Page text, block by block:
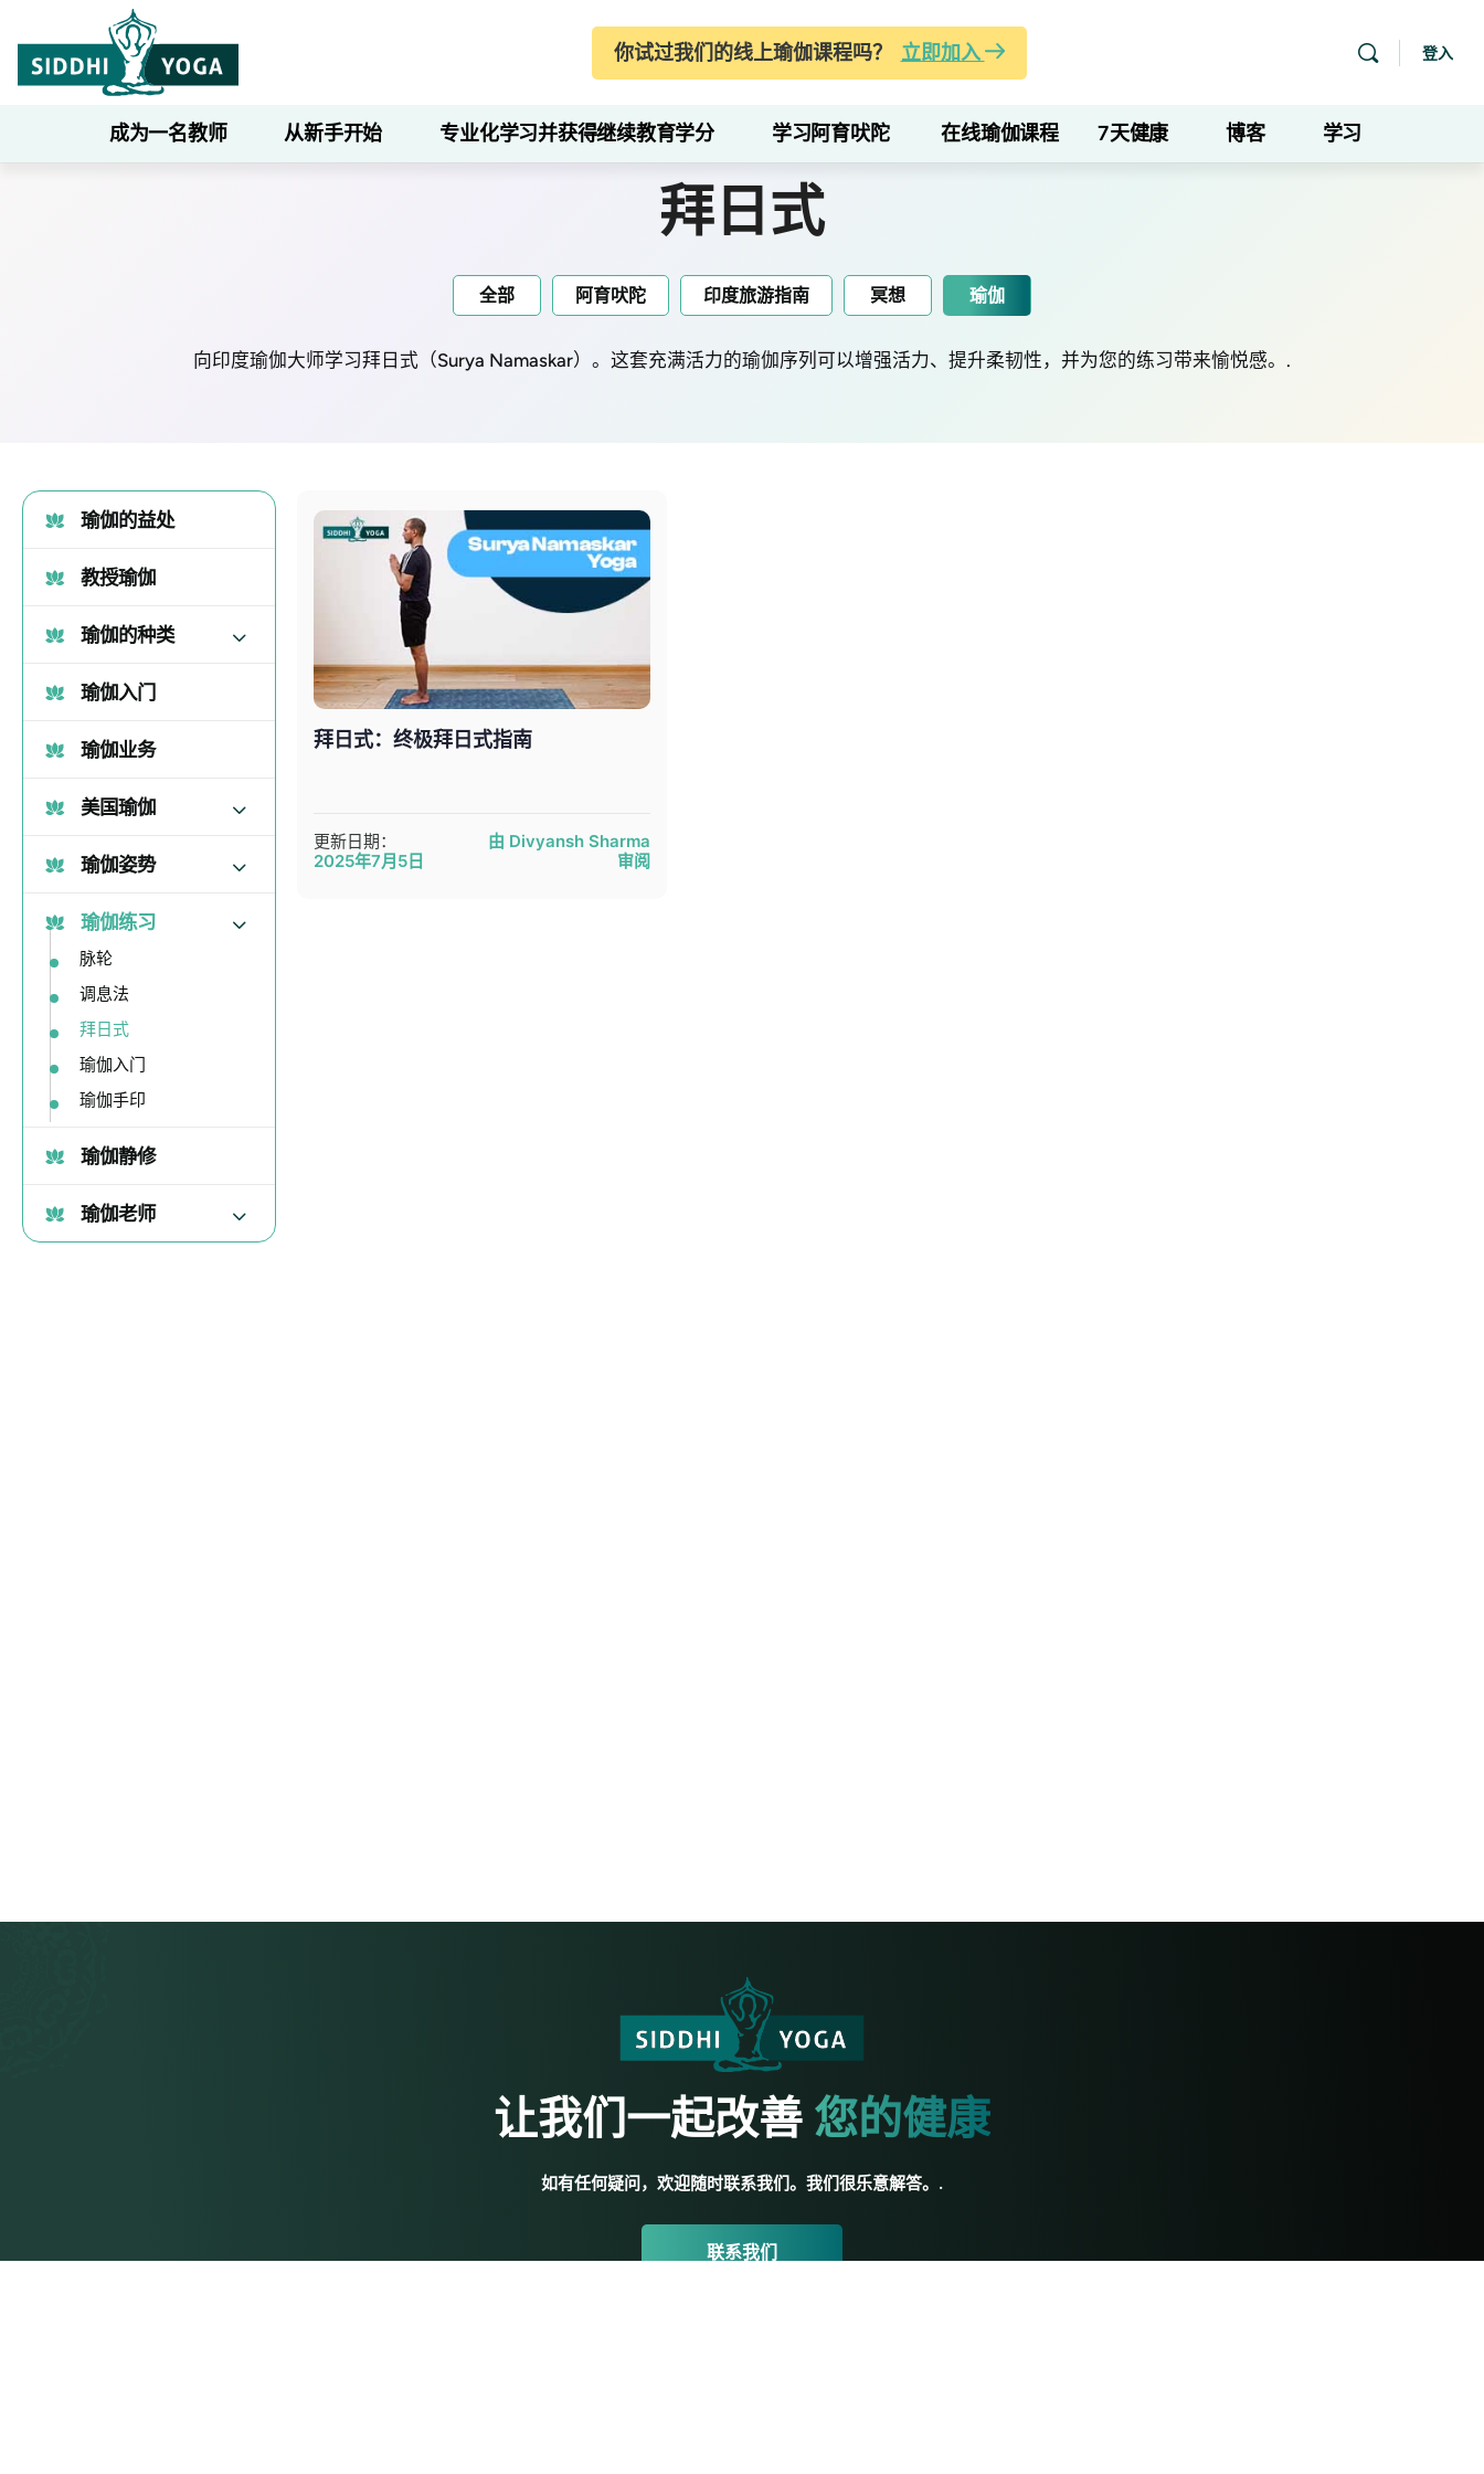
你试过我们的线上瑜伽课程吗？ 立即加入 登入
成为一名教师 从新手开始 专业化学习并获得继续教育学分 学习阿育吠陀 在线瑜伽课程 7天健康 博客 学习
拜日式
全部 阿育吠陀 印度旅游指南 冥想 瑜伽
向印度瑜伽大师学习拜日式（Surya Namaskar）。这套充满活力的瑜伽序列可以增强活力、提升柔韧性，并为您的练习带来愉悦感。.
瑜伽的益处
教授瑜伽
瑜伽的种类
瑜伽入门
瑜伽业务
美国瑜伽
瑜伽姿势
瑜伽练习
脉轮
调息法
拜日式
瑜伽入门
瑜伽手印
瑜伽静修
瑜伽老师
拜日式：终极拜日式指南
更新日期：
2025年7月5日
由 Divyansh Sharma
审阅
让我们一起改善 您的健康
如有任何疑问，欢迎随时联系我们。我们很乐意解答。.
联系我们